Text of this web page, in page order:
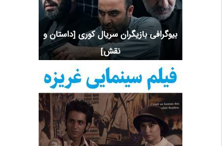
بیوگرافی بازیگران سریال کوری [داستان و
نقش]